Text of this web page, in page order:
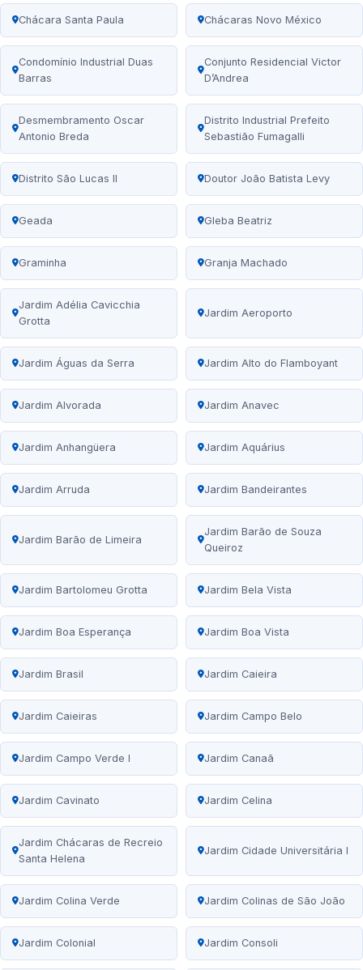
Chácara Santa Paula Chácaras Novo México
Condomínio Industrial Duas
Barras
Conjunto Residencial Victor
D’Andrea
Desmembramento Oscar
Antonio Breda
Distrito Industrial Prefeito
Sebastião Fumagalli
Distrito São Lucas II Doutor João Batista Levy
Geada Gleba Beatriz
Graminha Granja Machado
Jardim Adélia Cavicchia
Grotta
Jardim Aeroporto
Jardim Águas da Serra Jardim Alto do Flamboyant
Jardim Alvorada Jardim Anavec
Jardim Anhangüera Jardim Aquárius
Jardim Arruda Jardim Bandeirantes
Jardim Barão de Limeira
Jardim Barão de Souza
Queiroz
Jardim Bartolomeu Grotta Jardim Bela Vista
Jardim Boa Esperança Jardim Boa Vista
Jardim Brasil Jardim Caieira
Jardim Caieiras Jardim Campo Belo
Jardim Campo Verde I Jardim Canaã
Jardim Cavinato Jardim Celina
Jardim Chácaras de Recreio
Santa Helena
Jardim Cidade Universitária I
Jardim Colina Verde Jardim Colinas de São João
Jardim Colonial Jardim Consoli